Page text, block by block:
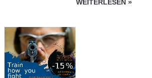
WEITERLESEN »